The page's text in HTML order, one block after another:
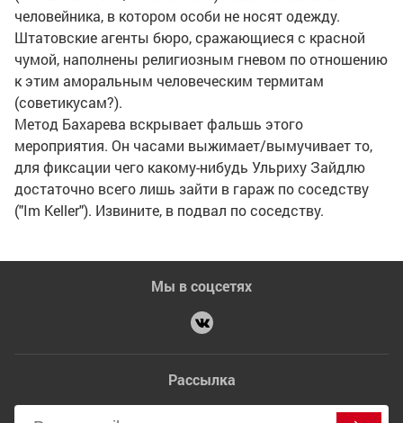
человейника, в котором особи не носят одежду.
Штатовские агенты бюро, сражающиеся с красной
чумой, наполнены религиозным гневом по отношению
к этим аморальным человеческим термитам
(советикусам?).
Метод Бахарева вскрывает фальшь этого
мероприятия. Он часами выжимает/вымучивает то,
для фиксации чего какому-нибудь Ульриху Зайдлю
достаточно всего лишь зайти в гараж по соседству
("Im Keller"). Извините, в подвал по соседству.
Мы в соцсетях
Рассылка